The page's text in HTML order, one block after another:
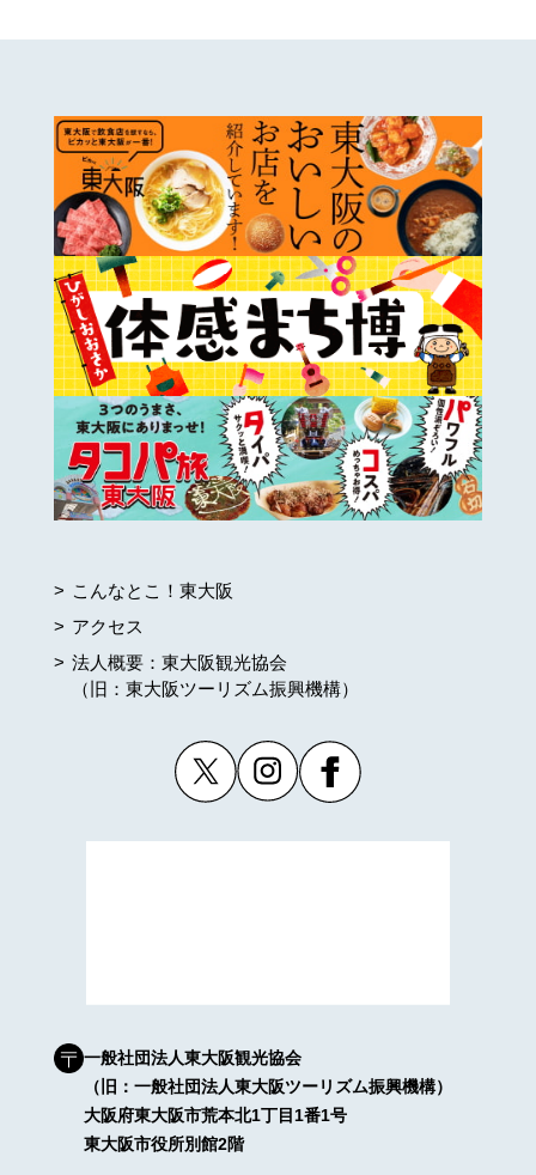
こんなとこ！東大阪
アクセス
法人概要：東大阪観光協会
（旧：東大阪ツーリズム振興機構）
一般社団法人東大阪観光協会
（旧：一般社団法人東大阪ツーリズム振興機構）
大阪府東大阪市荒本北1丁目1番1号
東大阪市役所別館2階